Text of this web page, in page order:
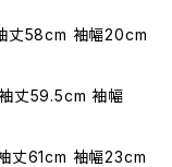
丈58cm 袖幅20cm
丈59.5cm 袖幅
丈61cm 袖幅23cm